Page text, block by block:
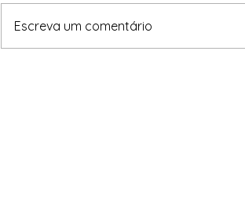
Escreva um comentário